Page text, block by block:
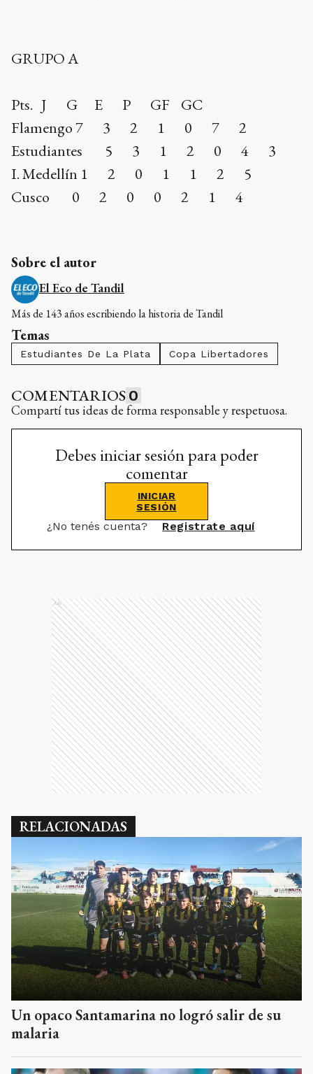
GRUPO A
Pts. J G E P GF GC
Flamengo 7 3 2 1 0 7 2
Estudiantes 5 3 1 2 0 4 3
I. Medellín 1 2 0 1 1 2 5
Cusco 0 2 0 0 2 1 4
Sobre el autor
El Eco de Tandil
Más de 143 años escribiendo la historia de Tandil
Temas
Estudiantes De La Plata Copa Libertadores
COMENTARIOS 0
Compartí tus ideas de forma responsable y respetuosa.
Debes iniciar sesión para poder
comentar
INICIAR
SESIÓN
¿No tenés cuenta? Registrate aquí
Ads
RELACIONADAS
Un opaco Santamarina no logró salir de su
malaria